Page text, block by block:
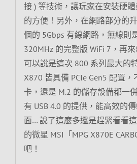
接 ) 等技術，讓玩家在安裝硬
的方便！另外，在網路部分的
個的 5Gbps 有線網路，無線則
320MHz 的完整版 WiFi 7，再
可以說是這次 800 系列最大的
X870 皆具備 PCIe Gen5 配置
卡，還是 M.2 的儲存設備都一
有 USB 4.0 的提供，能高效的
面… 說了這麼多還是趕緊看看
的微星 MSI「MPG X870E
吧！